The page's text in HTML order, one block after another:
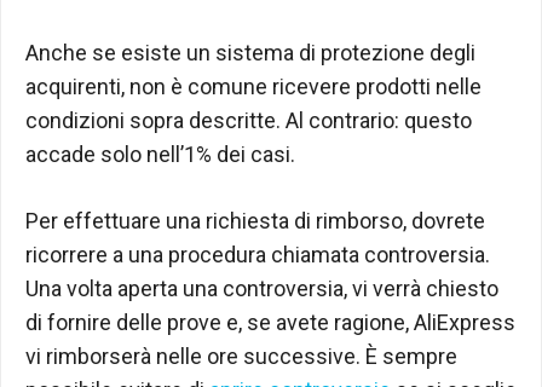
Anche se esiste un sistema di protezione degli
acquirenti, non è comune ricevere prodotti nelle
condizioni sopra descritte. Al contrario: questo
accade solo nell’1% dei casi.
Per effettuare una richiesta di rimborso, dovrete
ricorrere a una procedura chiamata controversia.
Una volta aperta una controversia, vi verrà chiesto
di fornire delle prove e, se avete ragione, AliExpress
vi rimborserà nelle ore successive. È sempre